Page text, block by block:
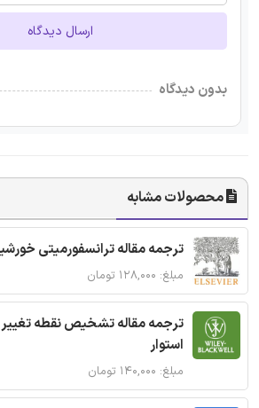
ارسال دیدگاه
بدون دیدگاه
محصولات مشابه
ترجمه مقاله ترانسفورمیتی
مبلغ: ۱۲۸,۰۰۰ تومان
ترجمه مقاله تشخیص نقطه تغییر
استوار
مبلغ: ۱۴۰,۰۰۰ تومان